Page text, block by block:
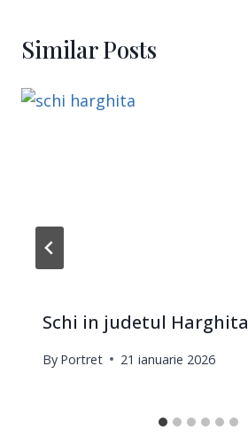
Similar Posts
Schi in judetul Harghita
By Portret 21 ianuarie 2026